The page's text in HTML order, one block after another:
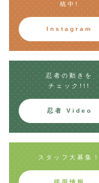
稿中!
Instagram
忍者の動きを
チェック!!!
忍者 Video
スタッフ大募集！